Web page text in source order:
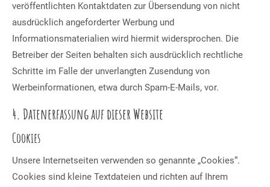
veröffentlichten Kontaktdaten zur Übersendung von nicht
ausdrücklich angeforderter Werbung und
Informationsmaterialien wird hiermit widersprochen. Die
Betreiber der Seiten behalten sich ausdrücklich rechtliche
Schritte im Falle der unverlangten Zusendung von
Werbeinformationen, etwa durch Spam-E-Mails, vor.
4. Datenerfassung auf dieser Website
Cookies
Unsere Internetseiten verwenden so genannte „Cookies“.
Cookies sind kleine Textdateien und richten auf Ihrem